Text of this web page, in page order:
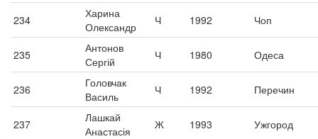
234
Харина
Олександр
Ч 1992 Чоп
235
Антонов
Сергій
Ч 1980 Одеса
236
Головчак
Василь
Ч 1992 Перечин
237
Лашкай
Анастасія
Ж 1993 Ужгород